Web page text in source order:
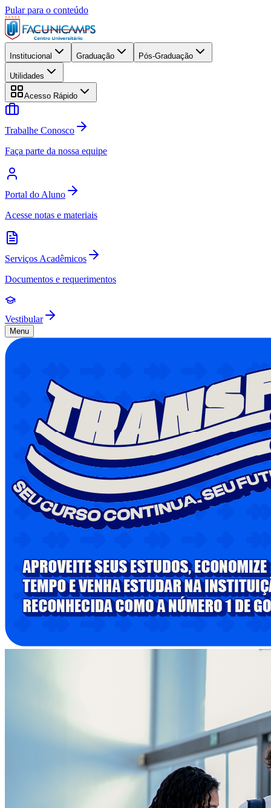
Pular para o conteúdo
Institucional Graduação Pós-Graduação
Utilidades
Acesso Rápido
Trabalhe Conosco
Faça parte da nossa equipe
Portal do Aluno
Acesse notas e materiais
Serviços Acadêmicos
Documentos e requerimentos
Vestibular
Menu